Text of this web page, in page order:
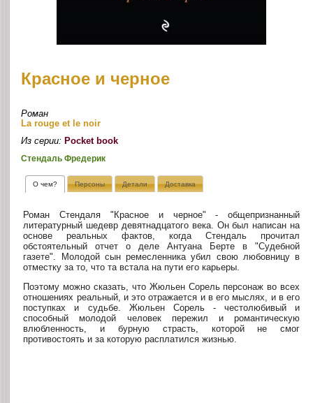
Красное и черное
Роман
La rouge et le noir
Из серии: Pocket book
Стендаль Фредерик
О чем? Персоны Детали Доставка
Роман Стендаля "Красное и черное" - общепризнанный
литературный шедевр девятнадцатого века. Он был написан на
основе реальных фактов, когда Стендаль прочитал
обстоятельный отчет о деле Антуана Берте в "Судебной
газете". Молодой сын ремесленника убил свою любовницу в
отместку за то, что та встала на пути его карьеры.
Поэтому можно сказать, что Жюльен Сорель персонаж во всех
отношениях реальный, и это отражается и в его мыслях, и в его
поступках и судьбе. Жюльен Сорель - честолюбивый и
способный молодой человек пережил и романтическую
влюбленность, и бурную страсть, которой не смог
противостоять и за которую расплатился жизнью.